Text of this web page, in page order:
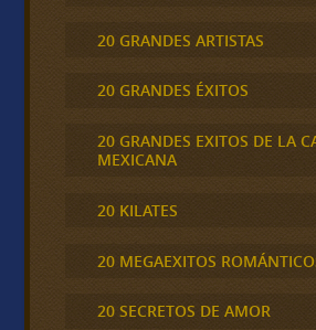
20 GRANDES ARTISTAS
20 GRANDES ÉXITOS
20 GRANDES EXITOS DE LA
MEXICANA
20 KILATES
20 MEGAEXITOS
20 SECRETOS DE AMOR